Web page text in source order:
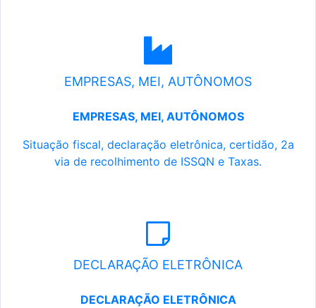
EMPRESAS, MEI, AUTÔNOMOS
EMPRESAS, MEI, AUTÔNOMOS
Situação fiscal, declaração eletrônica, certidão, 2a
via de recolhimento de ISSQN e Taxas.
DECLARAÇÃO ELETRÔNICA
DECLARAÇÃO ELETRÔNICA